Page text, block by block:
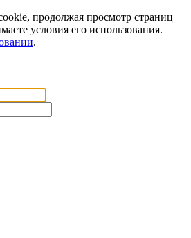
продолжая просмотр страниц
условия его использования.
.